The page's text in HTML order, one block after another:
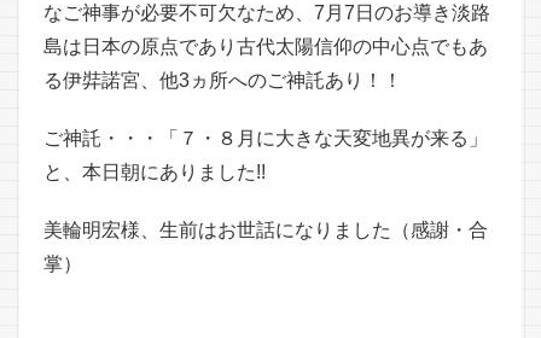
なご神事が必要不可欠なため、7月7日のお導き淡路
島は日本の原点であり古代太陽信仰の中心点でもあ
る伊弉諾宮、他3ヵ所へのご神託あり！！
ご神託・・・「７・８月に大きな天変地異が来る」
と、本日朝にありました!!
美輪明宏様、生前はお世話になりました（感謝・合
掌）